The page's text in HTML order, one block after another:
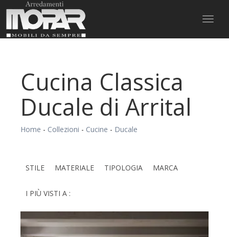
Cucina Classica
Ducale di Arrital
Home - Collezioni - Cucine - Ducale
STILE MATERIALE TIPOLOGIA MARCA
I PIÙ VISTI A :